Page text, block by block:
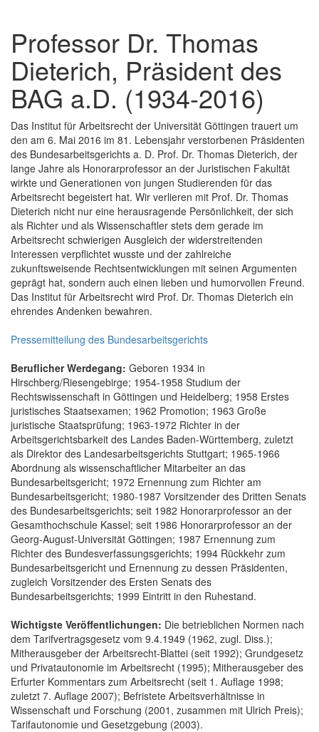
Professor Dr. Thomas
Dieterich, Präsident des
BAG a.D. (1934-2016)
Das Institut für Arbeitsrecht der Universität Göttingen trauert um
den am 6. Mai 2016 im 81. Lebensjahr verstorbenen Präsidenten
des Bundesarbeitsgerichts a. D. Prof. Dr. Thomas Dieterich, der
lange Jahre als Honorarprofessor an der Juristischen Fakultät
wirkte und Generationen von jungen Studierenden für das
Arbeitsrecht begeistert hat. Wir verlieren mit Prof. Dr. Thomas
Dieterich nicht nur eine herausragende Persönlichkeit, der sich
als Richter und als Wissenschaftler stets dem gerade im
Arbeitsrecht schwierigen Ausgleich der widerstreitenden
Interessen verpflichtet wusste und der zahlreiche
zukunftsweisende Rechtsentwicklungen mit seinen Argumenten
geprägt hat, sondern auch einen lieben und humorvollen Freund.
Das Institut für Arbeitsrecht wird Prof. Dr. Thomas Dieterich ein
ehrendes Andenken bewahren.
Pressemitteilung des Bundesarbeitsgerichts
Beruflicher Werdegang: Geboren 1934 in
Hirschberg/Riesengebirge; 1954-1958 Studium der
Rechtswissenschaft in Göttingen und Heidelberg; 1958 Erstes
juristisches Staatsexamen; 1962 Promotion; 1963 Große
juristische Staatsprüfung; 1963-1972 Richter in der
Arbeitsgerichtsbarkeit des Landes Baden-Württemberg, zuletzt
als Direktor des Landesarbeitsgerichts Stuttgart; 1965-1966
Abordnung als wissenschaftlicher Mitarbeiter an das
Bundesarbeitsgericht; 1972 Ernennung zum Richter am
Bundesarbeitsgericht; 1980-1987 Vorsitzender des Dritten Senats
des Bundesarbeitsgerichts; seit 1982 Honorarprofessor an der
Gesamthochschule Kassel; seit 1986 Honorarprofessor an der
Georg-August-Universität Göttingen; 1987 Ernennung zum
Richter des Bundesverfassungsgerichts; 1994 Rückkehr zum
Bundesarbeitsgericht und Ernennung zu dessen Präsidenten,
zugleich Vorsitzender des Ersten Senats des
Bundesarbeitsgerichts; 1999 Eintritt in den Ruhestand.
Wichtigste Veröffentlichungen: Die betrieblichen Normen nach
dem Tarifvertragsgesetz vom 9.4.1949 (1962, zugl. Diss.);
Mitherausgeber der Arbeitsrecht-Blattei (seit 1992); Grundgesetz
und Privatautonomie im Arbeitsrecht (1995); Mitherausgeber des
Erfurter Kommentars zum Arbeitsrecht (seit 1. Auflage 1998;
zuletzt 7. Auflage 2007); Befristete Arbeitsverhältnisse in
Wissenschaft und Forschung (2001, zusammen mit Ulrich Preis);
Tarifautonomie und Gesetzgebung (2003).